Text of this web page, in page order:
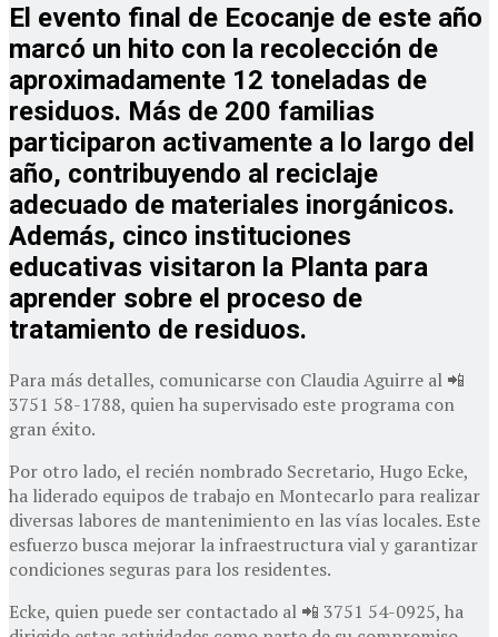
El evento final de Ecocanje de este año
marcó un hito con la recolección de
aproximadamente 12 toneladas de
residuos. Más de 200 familias
participaron activamente a lo largo del
año, contribuyendo al reciclaje
adecuado de materiales inorgánicos.
Además, cinco instituciones
educativas visitaron la Planta para
aprender sobre el proceso de
tratamiento de residuos.
Para más detalles, comunicarse con Claudia Aguirre al 📲
3751 58-1788, quien ha supervisado este programa con
gran éxito.
Por otro lado, el recién nombrado Secretario, Hugo Ecke,
ha liderado equipos de trabajo en Montecarlo para realizar
diversas labores de mantenimiento en las vías locales. Este
esfuerzo busca mejorar la infraestructura vial y garantizar
condiciones seguras para los residentes.
Ecke, quien puede ser contactado al 📲 3751 54-0925, ha